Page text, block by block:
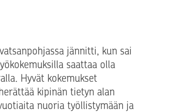
jännitti, kun sai
saattaa olla
Hyvät kokemukset
kipinän tietyn alan
nuoria työllistymään ja